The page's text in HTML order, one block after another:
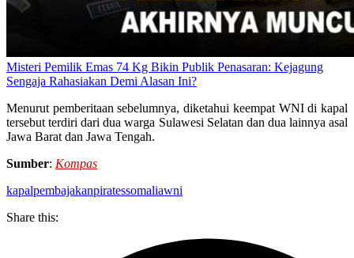
Misteri Pemilik Emas 74 Kg Bikin Publik Penasaran: Kejagung
Sengaja Rahasiakan Demi Alasan Ini?
Menurut pemberitaan sebelumnya, diketahui keempat WNI di kapal
tersebut terdiri dari dua warga Sulawesi Selatan dan dua lainnya asal
Jawa Barat dan Jawa Tengah.
Sumber: Kompas
kapalpembajakanpiratessomaliawni
Share this: